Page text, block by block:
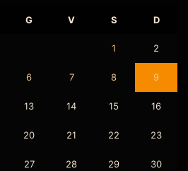
G V S D
1 2
6 7 8 9
13 14 15 16
20 21 22 23
27 28 29 30